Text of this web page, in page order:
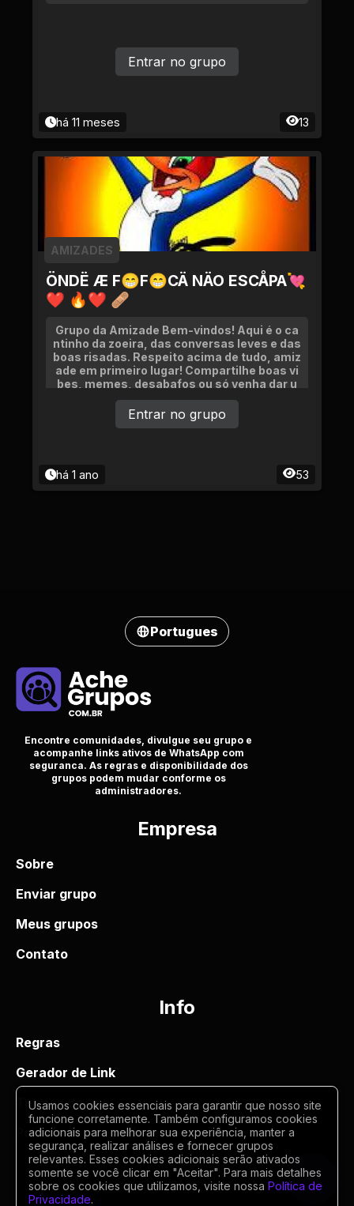
há 11 meses 13
Entrar no grupo
ÖNDË Æ F😁F😁CÄ NÄO ESCÅPA💘
❤ 🔥❤ 🩹
AMIZADES
Grupo da Amizade Bem-vindos! Aqui é o ca
ntinho da zoeira, das conversas leves e das
boas risadas. Respeito acima de tudo, amiz
ade em primeiro lugar! Compartilhe boas vi
bes, memes, desabafos ou só venha dar u
m oi!
há 1 ano 53
Entrar no grupo
Portugues
Encontre comunidades, divulgue seu grupo e
acompanhe links ativos de WhatsApp com
seguranca. As regras e disponibilidade dos
grupos podem mudar conforme os
administradores.
Empresa
Sobre
Enviar grupo
Meus grupos
Contato
Info
Regras
Gerador de Link
Termos de uso
Politica de privacidade
Usamos cookies essenciais para garantir que nosso site
funcione corretamente. Também configuramos cookies
adicionais para melhorar sua experiência, manter a
segurança, realizar análises e fornecer grupos
relevantes. Esses cookies adicionais serão ativados
somente se você clicar em "Aceitar". Para mais detalhes
sobre os cookies que utilizamos, visite nossa Política de
Privacidade.